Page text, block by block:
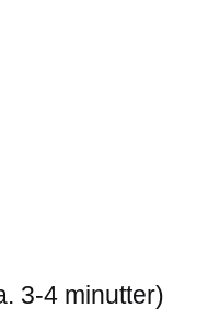
3-4 minutter)